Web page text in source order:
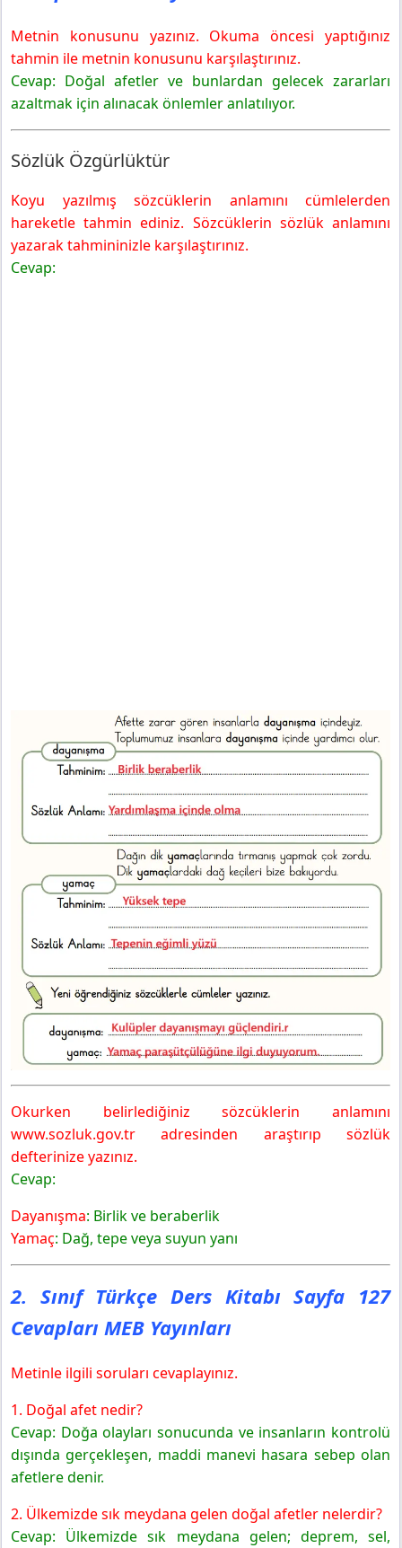
Metnin konusunu yazınız. Okuma öncesi yaptığınız
tahmin ile metnin konusunu karşılaştırınız.
Cevap: Doğal afetler ve bunlardan gelecek zararları
azaltmak için alınacak önlemler anlatılıyor.
Sözlük Özgürlüktür
Koyu yazılmış sözcüklerin anlamını cümlelerden
hareketle tahmin ediniz. Sözcüklerin sözlük anlamını
yazarak tahmininizle karşılaştırınız.
Cevap:
Okurken belirlediğiniz sözcüklerin anlamını
www.sozluk.gov.tr adresinden araştırıp sözlük
defterinize yazınız.
Cevap:
Dayanışma: Birlik ve beraberlik
Yamaç: Dağ, tepe veya suyun yanı
2. Sınıf Türkçe Ders Kitabı Sayfa 127
Cevapları MEB Yayınları
Metinle ilgili soruları cevaplayınız.
1. Doğal afet nedir?
Cevap: Doğa olayları sonucunda ve insanların kontrolü
dışında gerçekleşen, maddi manevi hasara sebep olan
afetlere denir.
2. Ülkemizde sık meydana gelen doğal afetler nelerdir?
Cevap: Ülkemizde sık meydana gelen; deprem, sel,